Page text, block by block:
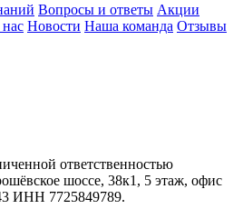
Вопросы и ответы Акции
Новости Наша команда Отзывы
ответственностью
шоссе, 38к1, 5 этаж, офис
ИНН 7725849789.